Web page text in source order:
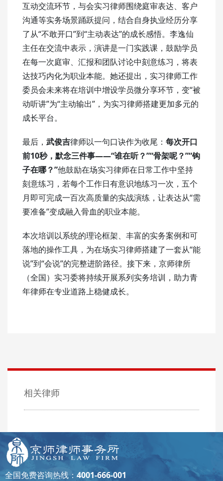
互动交流环节，与会实习律师围绕庭审表达、客户
沟通等实务场景踊跃提问，结合自身执业经历分享
了从“不敢开口”到“主动表达”的成长感悟。李逸仙
主任在交流中表示，演讲是一门实践课，鼓励学员
在每一次庭审、汇报和团队讨论中刻意练习，将表
达技巧内化为职业本能。她还提出，实习律师工作
委员会未来将在培训中增设学员微分享环节，变“被
动听讲”为“主动输出”，为实习律师搭建更加多元的
成长平台。
最后， 武俊吉律师以一句口诀作为收尾： 每次开口
前10秒，默念三件事——“谁在听？”“骨架呢？”“钩
子在哪？”他鼓励在场实习律师在日常工作中坚持
刻意练习，若每个工作日有意识地练习一次，五个
月即可完成一百次高质量的实战演练，让表达从“需
要准备”变成融入骨血的职业本能。
本次培训以系统的理论框架、丰富的实务案例和可
落地的操作工具，为在场实习律师搭建了一套从“能
说”到“会说”的完整进阶路径。接下来，京师律所
（全国）实习委将持续开展系列实务培训，助力青
年律师在专业道路上稳健成长。
相关律师
全国免费咨询热线： 4001-666-001